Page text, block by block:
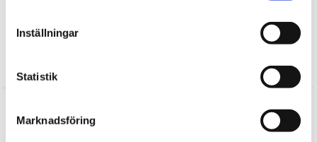
Inställningar
Statistik
Marknadsföring
Sällskapsspel